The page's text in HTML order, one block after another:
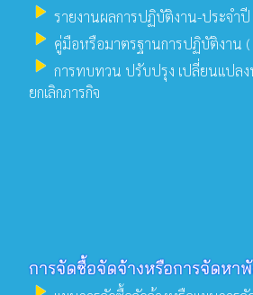
play_arrow รายงานผลการปฏิบัติงาน-ประจำปี
play_arrow คู่มือหรือมาตรฐานการปฏิบัติงาน (
play_arrow การทบทวน ปรับปรุง เปลี่ยนแปลง
ยกเลิกภารกิจ
การจัดซื้อจัดจ้างหรือการจัดหา